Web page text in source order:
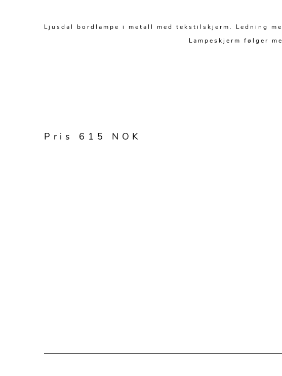
Ljusdal bordlampe i metall med tekstilskjerm. Ledning
Lampeskjerm følger
Pris 615 NOK